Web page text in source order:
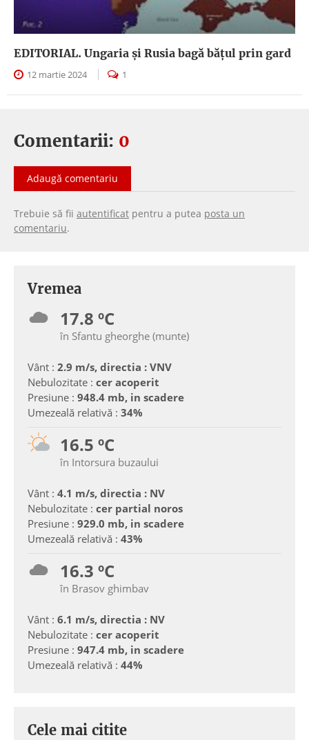
EDITORIAL. Ungaria şi Rusia bagă băţul prin gard
12 martie 2024 1
Comentarii: 0
Adaugă comentariu
Trebuie să fii autentificat pentru a putea posta un
comentariu.
Vremea
17.8 ºC
în Sfantu gheorghe (munte)
Vânt : 2.9 m/s, directia : VNV
Nebulozitate : cer acoperit
Presiune : 948.4 mb, in scadere
Umezeală relativă : 34%
16.5 ºC
în Intorsura buzaului
Vânt : 4.1 m/s, directia : NV
Nebulozitate : cer partial noros
Presiune : 929.0 mb, in scadere
Umezeală relativă : 43%
16.3 ºC
în Brasov ghimbav
Vânt : 6.1 m/s, directia : NV
Nebulozitate : cer acoperit
Presiune : 947.4 mb, in scadere
Umezeală relativă : 44%
Cele mai citite